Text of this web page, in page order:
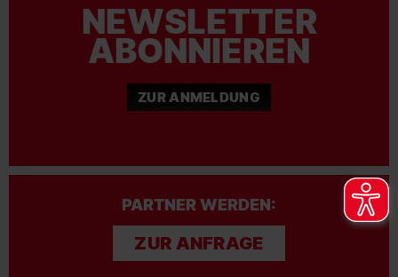
NEWSLETTER
ABONNIEREN
ZUR ANMELDUNG
PARTNER WERDEN:
ZUR ANFRAGE